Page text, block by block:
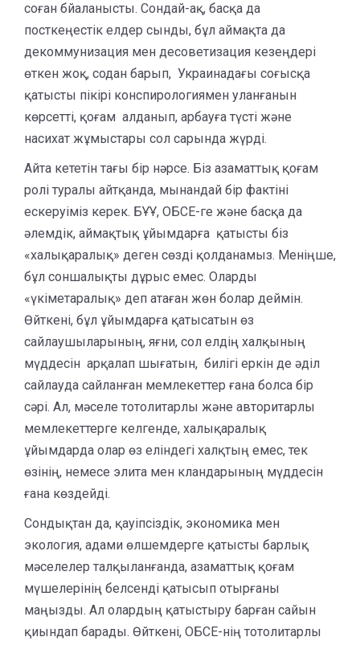
соған бйаланысты. Сондай-ақ, басқа да
посткеңестік елдер сынды, бұл аймақта да
декоммунизация мен десоветизация кезеңдері
өткен жоқ, содан барып, Украинадағы соғысқа
қатысты пікірі конспирологиямен уланғанын
көрсетті, қоғам алданып, арбауға түсті және
насихат жұмыстары сол сарында жүрді.
Айта кететін тағы бір нәрсе. Біз азаматтық қоғам
ролі туралы айтқанда, мынандай бір фактіні
ескеруіміз керек. БҰҰ, ОБСЕ-ге және басқа да
әлемдік, аймақтық ұйымдарға қатысты біз
«халықаралық» деген сөзді қолданамыз. Меніңше,
бұл соншалықты дұрыс емес. Оларды
«үкіметаралық» деп атаған жөн болар деймін.
Өйткені, бұл ұйымдарға қатысатын өз
сайлаушыларының, яғни, сол елдің халқының
мүддесін арқалап шығатын, билігі еркін де әділ
сайлауда сайланған мемлекеттер ғана болса бір
сәрі. Ал, мәселе тотолитарлы және авторитарлы
мемлекеттерге келгенде, халықаралық
ұйымдарда олар өз еліндегі халқтың емес, тек
өзінің, немесе элита мен кландарының мүддесін
ғана көздейді.
Сондықтан да, қауіпсіздік, экономика мен
экология, адами өлшемдерге қатысты барлық
мәселелер талқыланғанда, азаматтық қоғам
мүшелерінің белсенді қатысып отырғаны
маңызды. Ал олардың қатыстыру барған сайын
қиындап барады. Өйткені, ОБСЕ-нің тотолитарлы